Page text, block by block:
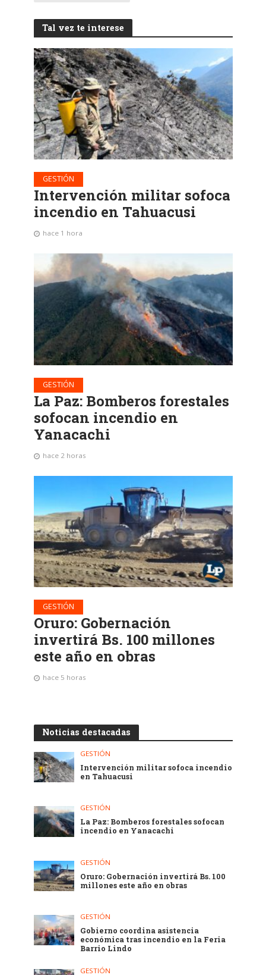
Tal vez te interese
GESTIÓN
Intervención militar sofoca
incendio en Tahuacusi
hace 1 hora
GESTIÓN
La Paz: Bomberos forestales
sofocan incendio en
Yanacachi
hace 2 horas
GESTIÓN
Oruro: Gobernación
invertirá Bs. 100 millones
este año en obras
hace 5 horas
Noticias destacadas
GESTIÓN
Intervención militar sofoca incendio
en Tahuacusi
GESTIÓN
La Paz: Bomberos forestales sofocan
incendio en Yanacachi
GESTIÓN
Oruro: Gobernación invertirá Bs. 100
millones este año en obras
GESTIÓN
Gobierno coordina asistencia
económica tras incendio en la Feria
Barrio Lindo
GESTIÓN